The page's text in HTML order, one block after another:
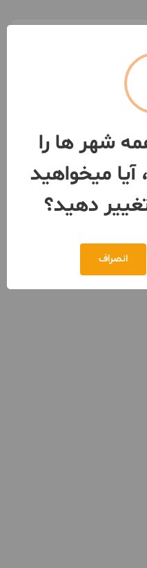
- تهران ویلا
091294***29
شهر ها را
آیا میخواهید
دهید؟
انصراف